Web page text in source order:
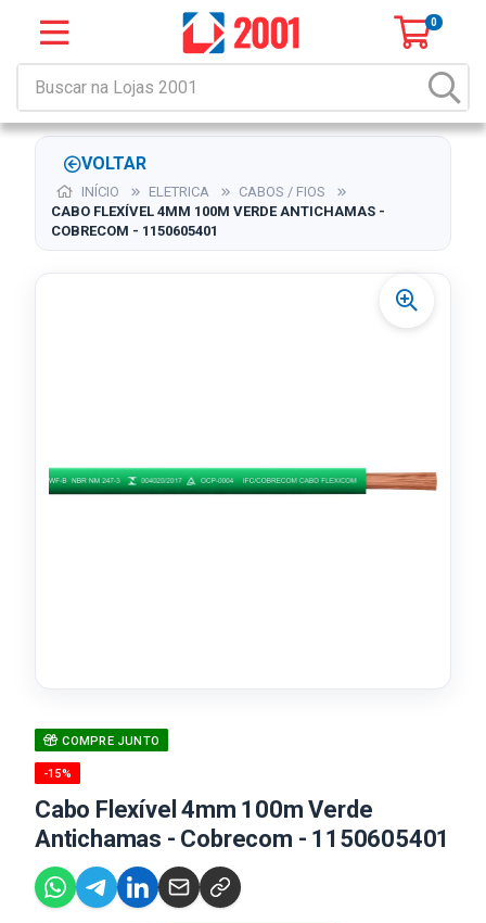
0
VOLTAR
INÍCIO ELETRICA
CABOS / FIOS
CABO FLEXÍVEL 4MM 100M VERDE ANTICHAMAS -
COBRECOM - 1150605401
COMPRE JUNTO
-15%
Cabo Flexível 4mm 100m Verde
Antichamas - Cobrecom - 1150605401